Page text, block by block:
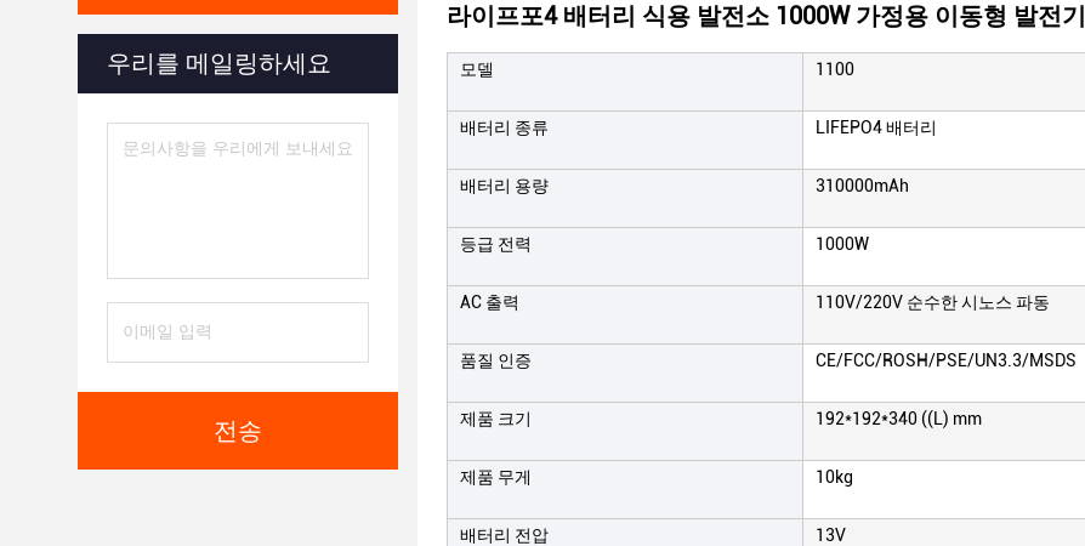
우리를 메일링하세요
전송
라이프포4 배터리 식용 발전소 1000W 가정용 이동형 발전기
모델 1100
배터리 종류 LIFEPO4 배터리
배터리 용량 310000mAh
등급 전력 1000W
AC 출력 110V/220V 순수한 시노스 파동
품질 인증 CE/FCC/ROSH/PSE/UN3.3/MSDS
제품 크기 192*192*340 ((L) mm
제품 무게 10kg
배터리 전압 13V